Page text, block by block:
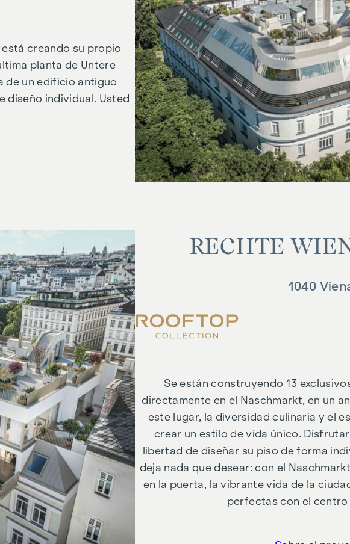
creando su propio
planta de Untere
de un edificio antiguo
diseño individual. Usted
Weißgerberstraße 17"
RE­CH­TE
1040
Se están construyendo 13
directamente en el Naschmarkt, en un
este lugar, la diversidad culinaria y el
crear un estilo de vida único.
libertad de diseñar su piso de forma
deja nada que desear: con el
en la puerta, la vibrante vida de la
perfectas con el centro